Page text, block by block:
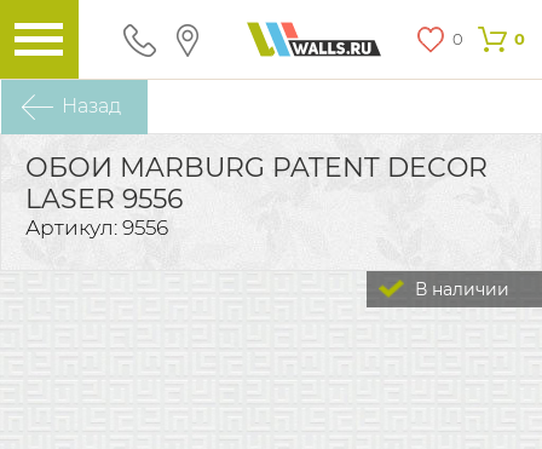
0 0
Назад
ОБОИ MARBURG PATENT DECOR
LASER 9556
Артикул: 9556
В наличии